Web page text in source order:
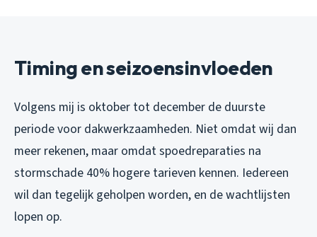
Timing en seizoensinvloeden
Volgens mij is oktober tot december de duurste
periode voor dakwerkzaamheden. Niet omdat wij dan
meer rekenen, maar omdat spoedreparaties na
stormschade 40% hogere tarieven kennen. Iedereen
wil dan tegelijk geholpen worden, en de wachtlijsten
lopen op.